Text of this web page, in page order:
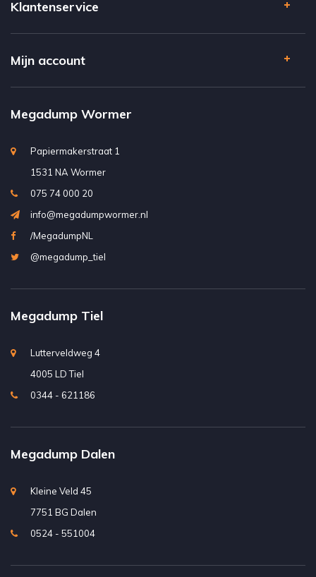
Klantenservice
Mijn account
Megadump Wormer
Papiermakerstraat 1
1531 NA Wormer
075 74 000 20
info@megadumpwormer.nl
/MegadumpNL
@megadump_tiel
Megadump Tiel
Lutterveldweg 4
4005 LD Tiel
0344 - 621186
Megadump Dalen
Kleine Veld 45
7751 BG Dalen
0524 - 551004